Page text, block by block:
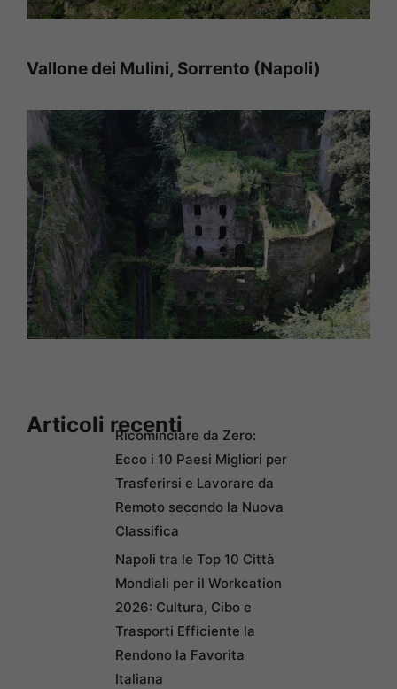
Vallone dei Mulini, Sorrento (Napoli)
Articoli recentiRicominciare da Zero:
Ecco i 10 Paesi Migliori per
Trasferirsi e Lavorare da
Remoto secondo la Nuova
Classifica
Napoli tra le Top 10 Città
Mondiali per il Workcation
2026: Cultura, Cibo e
Trasporti Efficiente la
Rendono la Favorita
Italiana